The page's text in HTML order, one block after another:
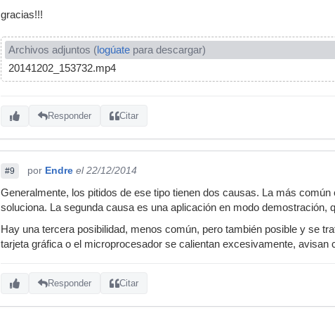
gracias!!!
Archivos adjuntos (logúate para descargar)
20141202_153732.mp4
Responder Citar
#9 por Endre el 22/12/2014
Generalmente, los pitidos de ese tipo tienen dos causas. La más
soluciona. La segunda causa es una aplicación en modo demostración,
Hay una tercera posibilidad, menos común, pero también posible y se
tarjeta gráfica o el microprocesador se calientan excesivamente, avisan
Responder Citar